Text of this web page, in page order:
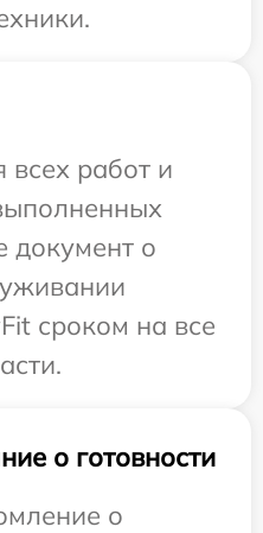
работ и
документ о
сроком на все
о готовности
о